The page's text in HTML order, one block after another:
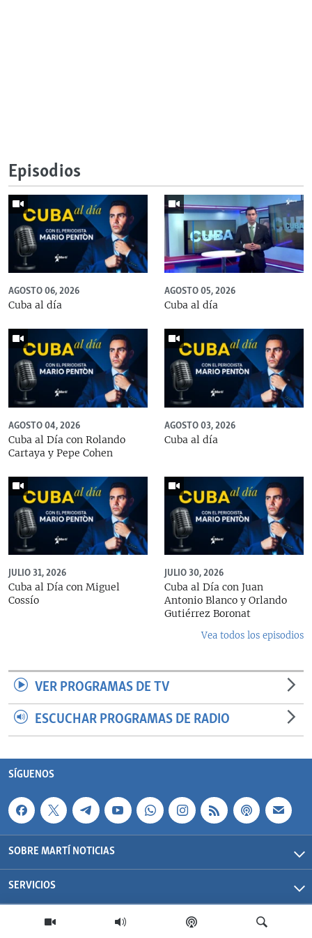
Episodios
AGOSTO 06, 2026
Cuba al día
AGOSTO 05, 2026
Cuba al día
AGOSTO 04, 2026
Cuba al Día con Rolando
Cartaya y Pepe Cohen
AGOSTO 03, 2026
Cuba al día
JULIO 31, 2026
Cuba al Día con Miguel
Cossío
JULIO 30, 2026
Cuba al Día con Juan
Antonio Blanco y Orlando
Gutiérrez Boronat
Vea todos los episodios
VER PROGRAMAS DE TV
ESCUCHAR PROGRAMAS DE RADIO
SÍGUENOS
SOBRE MARTÍ NOTICIAS
SERVICIOS
Martí Noticias| 2026 | OCB | Todos los derechos reservados.